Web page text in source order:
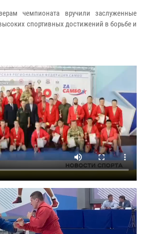
чемпионата вручили заслуженные
спортивных достижений в борьбе и